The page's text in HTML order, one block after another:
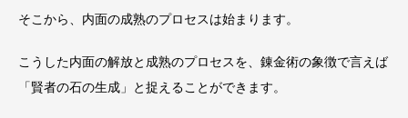
そこから、内面の成熟のプロセスは始まります。
こうした内面の解放と成熟のプロセスを、錬金術の象徴で言えば
「賢者の石の生成」と捉えることができます。